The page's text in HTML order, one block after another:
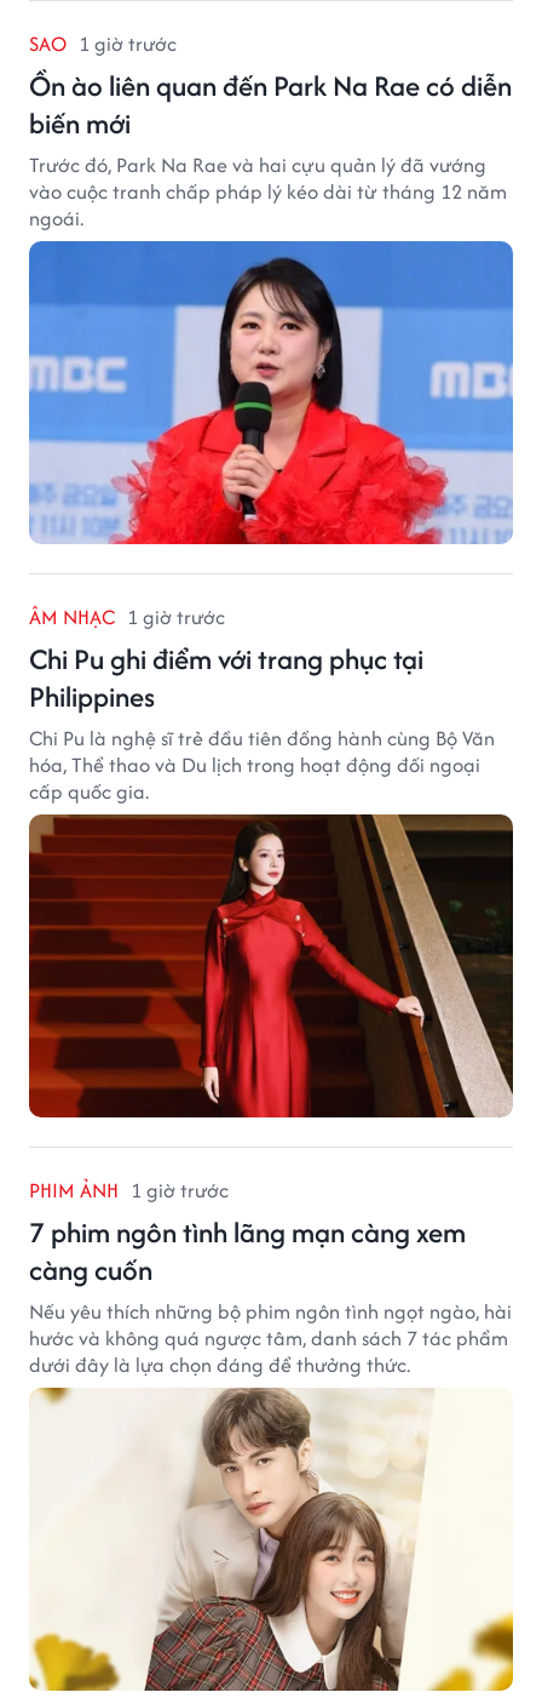
SAO 1 giờ trước
Ồn ào liên quan đến Park Na Rae có diễn
biến mới
Trước đó, Park Na Rae và hai cựu quản lý đã vướng
vào cuộc tranh chấp pháp lý kéo dài từ tháng 12 năm
ngoái.
ÂM NHẠC 1 giờ trước
Chi Pu ghi điểm với trang phục tại
Philippines
Chi Pu là nghệ sĩ trẻ đầu tiên đồng hành cùng Bộ Văn
hóa, Thể thao và Du lịch trong hoạt động đối ngoại
cấp quốc gia.
PHIM ẢNH 1 giờ trước
7 phim ngôn tình lãng mạn càng xem
càng cuốn
Nếu yêu thích những bộ phim ngôn tình ngọt ngào, hài
hước và không quá ngược tâm, danh sách 7 tác phẩm
dưới đây là lựa chọn đáng để thưởng thức.